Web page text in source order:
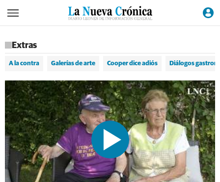
Extras
A la contra Galerías de arte Cooper dice adiós Diálogos